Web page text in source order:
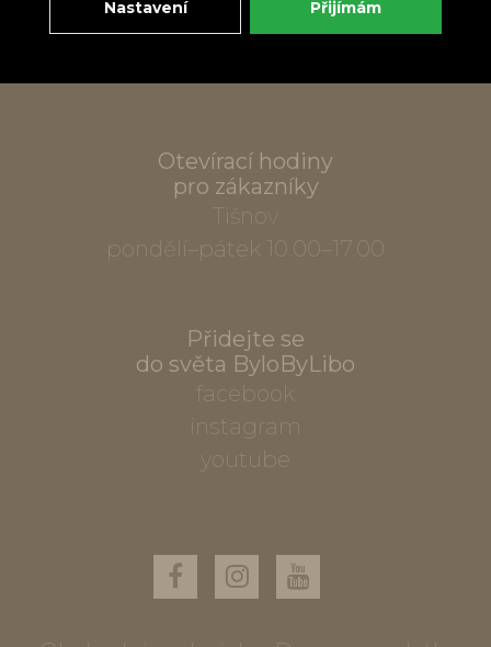
dílna, obchod
Mlýnská 337
Otevírací hodiny
pro zákazníky
Tišnov
pondělí–pátek 10.00–17.00
Přidejte se
do světa ByloByLibo
facebook
instagram
youtube
Nastavení Přijímám